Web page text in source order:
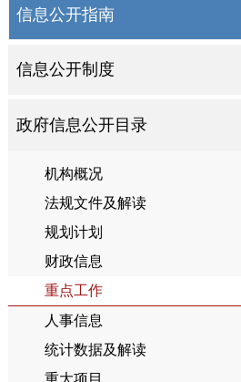
信息公开指南
信息公开制度
政府信息公开目录
机构概况
法规文件及解读
规划计划
财政信息
重点工作
人事信息
统计数据及解读
重大项目